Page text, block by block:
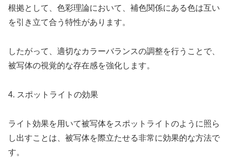
根拠として、色彩理論において、補色関係にある色は互い
を引き立て合う特性があります。
したがって、適切なカラーバランスの調整を行うことで、
被写体の視覚的な存在感を強化します。
4. スポットライトの効果
ライト効果を用いて被写体をスポットライトのように照ら
し出すことは、被写体を際立たせる非常に効果的な方法で
す。